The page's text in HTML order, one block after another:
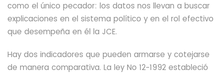
como el único pecador: los datos nos llevan a buscar
explicaciones en el sistema político y en el rol efectivo
que desempeña en él la JCE.
Hay dos indicadores que pueden armarse y cotejarse
de manera comparativa. La ley No 12-1992 estableció